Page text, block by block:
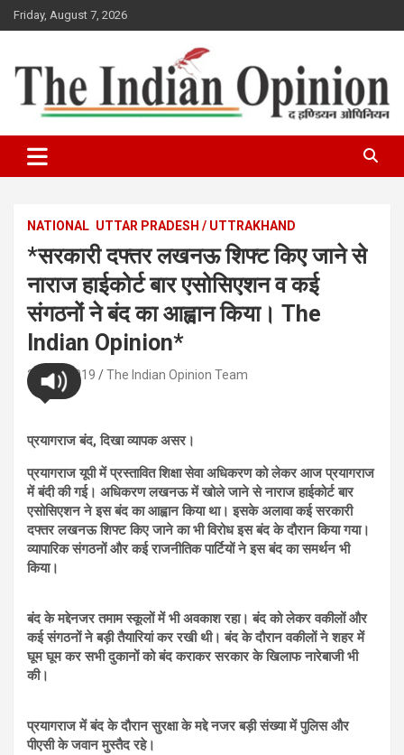
Skip
to
Friday, August 7, 2026
Indian Opinion News
NATIONAL UTTAR PRADESH / UTTRAKHAND
*सरकारी दफ्तर लखनऊ शिफ्ट किए जाने से
नाराज हाईकोर्ट बार एसोसिएशन व कई
संगठनों ने बंद का आह्वान किया। The
Indian Opinion*
27/08/2019 The Indian Opinion Team
प्रयागराज बंद, दिखा व्यापक असर।
प्रयागराज यूपी में प्रस्तावित शिक्षा सेवा अधिकरण को लेकर आज प्रयागराज
में बंदी की गई। अधिकरण लखनऊ में खोले जाने से नाराज हाईकोर्ट बार
एसोसिएशन ने इस बंद का आह्वान किया था। इसके अलावा कई सरकारी
दफ्तर लखनऊ शिफ्ट किए जाने का भी विरोध इस बंद के दौरान किया गया।
व्यापारिक संगठनों और कई राजनीतिक पार्टियों ने इस बंद का समर्थन भी
किया।
बंद के मद्देनजर तमाम स्कूलों में भी अवकाश रहा। बंद को लेकर वकीलों और
कई संगठनों ने बड़ी तैयारियां कर रखी थी। बंद के दौरान वकीलों ने शहर में
घूम घूम कर सभी दुकानों को बंद कराकर सरकार के खिलाफ नारेबाजी भी
की।
प्रयागराज में बंद के दौरान सुरक्षा के मद्दे नजर बड़ी संख्या में पुलिस और
पीएसी के जवान मुस्तैद रहे।